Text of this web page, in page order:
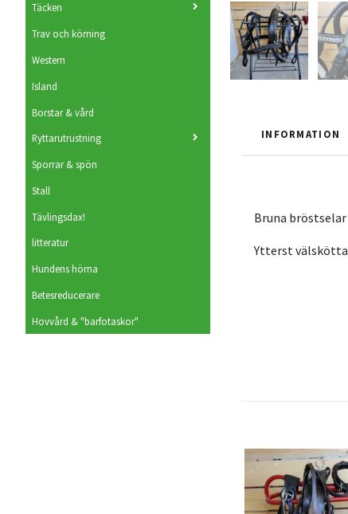
Täcken
Trav och körning
Western
Island
Borstar & vård
Ryttarutrustning
Sporrar & spön
Stall
Tävlingsdax!
litteratur
Hundens hörna
Betesreducerare
Hovvård & "barfotaskor"
INFORMATION
Bruna
Ytterst